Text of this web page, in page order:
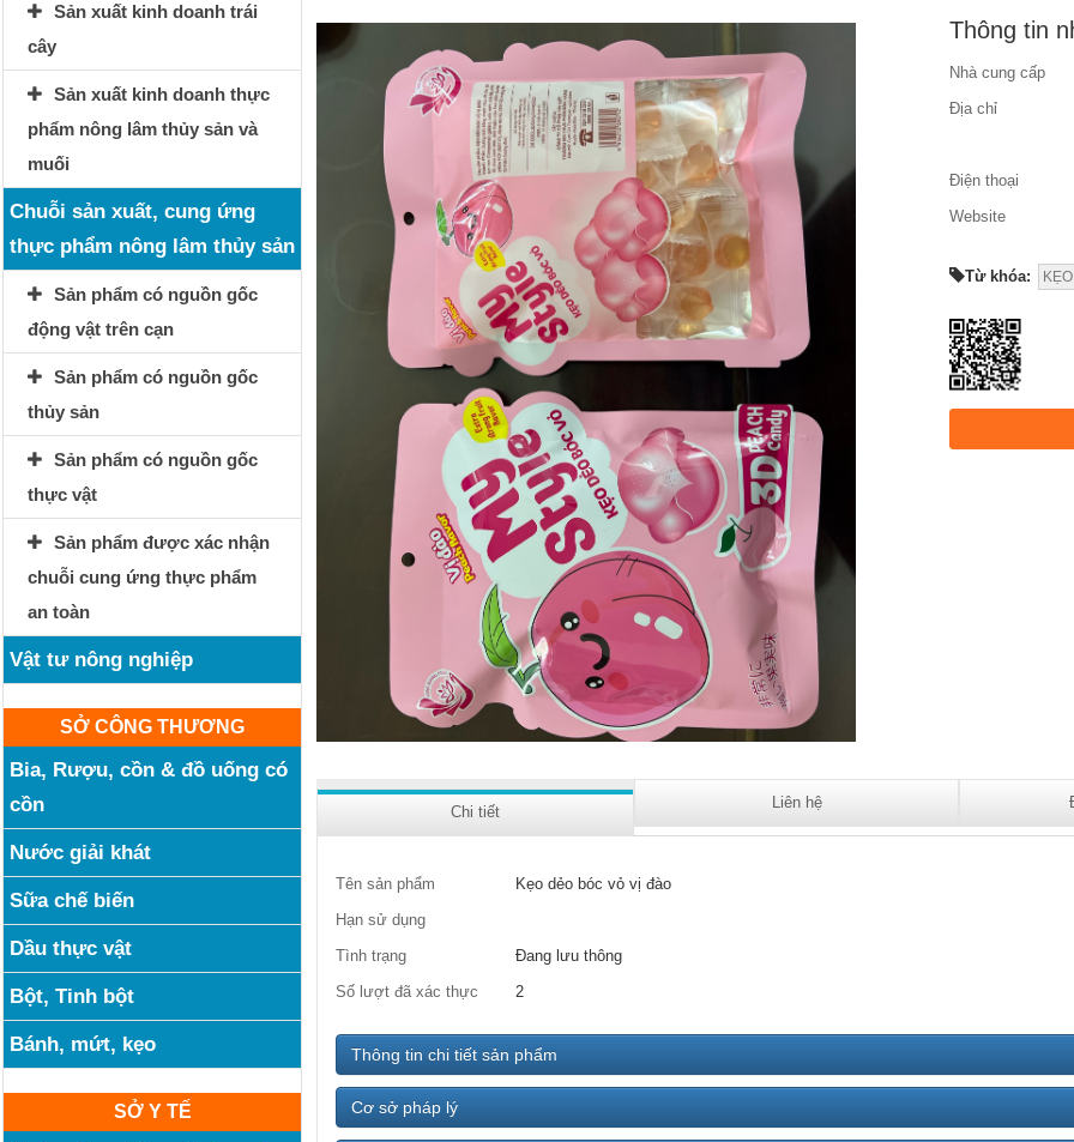
Sản xuất kinh doanh trái
cây
Sản xuất kinh doanh thực
phẩm nông lâm thủy sản và
muối
Chuỗi sản xuất, cung ứng
thực phẩm nông lâm thủy sản
Sản phẩm có nguồn gốc
động vật trên cạn
Sản phẩm có nguồn gốc
thủy sản
Sản phẩm có nguồn gốc
thực vật
Sản phẩm được xác nhận
chuỗi cung ứng thực phẩm
an toàn
Vật tư nông nghiệp
SỞ CÔNG THƯƠNG
Bia, Rượu, cồn & đồ uống có
cồn
Nước giải khát
Sữa chế biến
Dầu thực vật
Bột, Tinh bột
Bánh, mứt, kẹo
SỞ Y TẾ
Thông tin
Nhà cung cấp
Địa chỉ
Điện thoại
Website
Từ khóa:
Chi tiết
Liên hệ
Tên sản phẩm
Kẹo dẻo bóc vỏ vị đào
Hạn sử dụng
Tình trạng
Đang lưu thông
Số lượt đã xác thực
2
Thông tin chi tiết sản phẩm
Cơ sở pháp lý